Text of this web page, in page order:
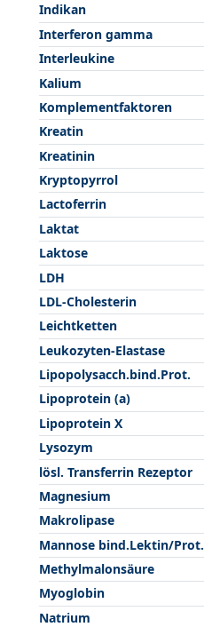
Indikan
Interferon gamma
Interleukine
Kalium
Komplementfaktoren
Kreatin
Kreatinin
Kryptopyrrol
Lactoferrin
Laktat
Laktose
LDH
LDL-Cholesterin
Leichtketten
Leukozyten-Elastase
Lipopolysacch.bind.Prot.
Lipoprotein (a)
Lipoprotein X
Lysozym
lösl. Transferrin Rezeptor
Magnesium
Makrolipase
Mannose bind.Lektin/Prot.
Methylmalonsäure
Myoglobin
Natrium